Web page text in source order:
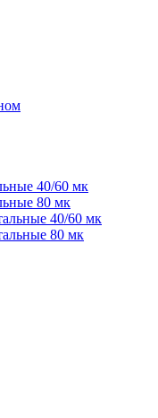
40/60 мк
80 мк
40/60 мк
80 мк